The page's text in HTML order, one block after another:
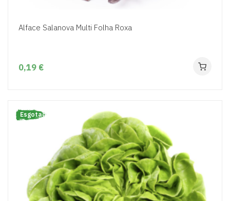
Alface Salanova Multi Folha Roxa
0,19 €
Esgotado